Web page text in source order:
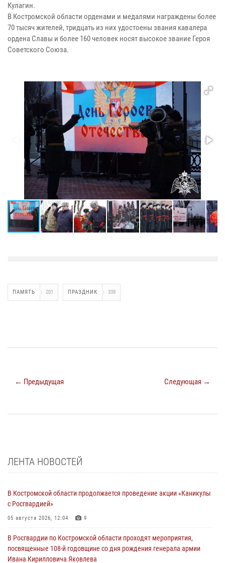
Кулагин.
В Костромской области орденами и медалями награждены более
70 тысяч жителей, тридцать из них удостоены звания кавалера
ордена Славы и более 160 человек носят высокое звание Героя
Советского Союза.
ПАМЯТЬ 201 ПРАЗДНИК 338
← Предыдущая Следующая →
ЛЕНТА НОВОСТЕЙ
В Костромской области продолжается проведение акции «Каникулы
с Росгвардией»
05 августа 2026, 12:04 9
В Росгвардии по Костромской области проходят мероприятия,
посвященные 108-й годовщине со дня рождения генерала армии
Ивана Кирилловича Яковлева